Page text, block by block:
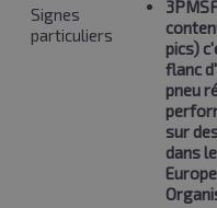
Signes
particuliers
pics)
flanc
pneu
sur
dans